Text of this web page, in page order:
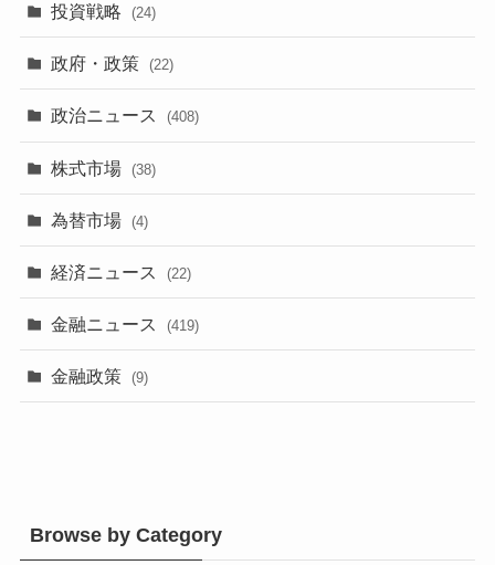
投資戦略 (24)
政府・政策 (22)
政治ニュース (408)
株式市場 (38)
為替市場 (4)
経済ニュース (22)
金融ニュース (419)
金融政策 (9)
Browse by Category